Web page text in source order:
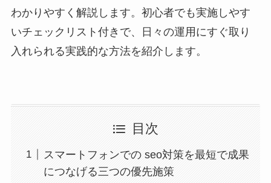
わかりやすく解説します。初心者でも実施しやす
いチェックリスト付きで、日々の運用にすぐ取り
入れられる実践的な方法を紹介します。
目次
スマートフォンでの seo対策を最短で成果
につなげる三つの優先施策